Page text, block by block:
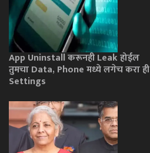
App Uninstall करूनही Leak होईल
तुमचा Data, Phone मध्ये लगेच करा ही
Settings